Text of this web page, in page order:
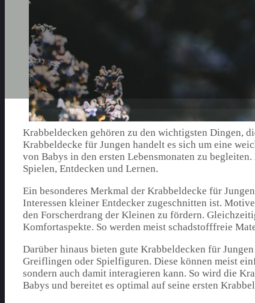
Krabbeldecken gehören zu den wichtigsten Dingen,
Krabbeldecke für Jungen handelt es sich um eine
von Babys in den ersten Lebensmonaten zu
Spielen, Entdecken und Lernen.
Ein besonderes Merkmal der Krabbeldecke für
Interessen kleiner Entdecker zugeschnitten ist.
den Forscherdrang der Kleinen zu fördern.
Komfortaspekte. So werden meist schadstofffreie
Darüber hinaus bieten gute Krabbeldecken für
Greiflingen oder Spielfiguren. Diese können meist
sondern auch damit interagieren kann. So wird die
Babys und bereitet es optimal auf seine ersten